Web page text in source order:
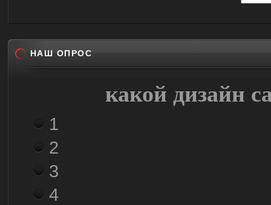
НАШ ОПРОС
какой дизайн
1
2
3
4